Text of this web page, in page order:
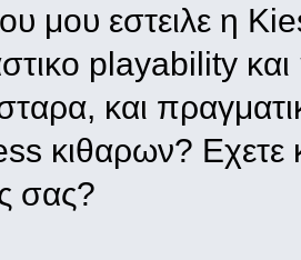
μου εστειλε η
playability
και
κιθαρων? Εχετε
σας?